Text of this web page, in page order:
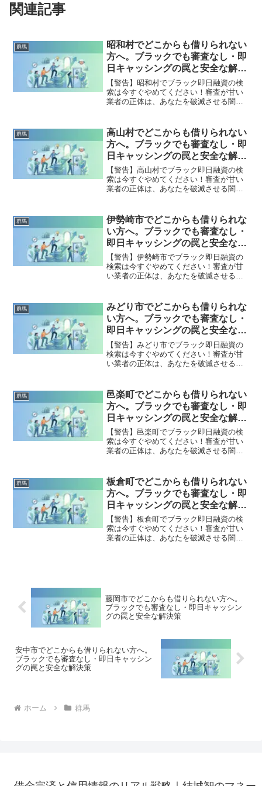
関連記事
群馬
昭和村でどこからも借りられない
方へ。ブラックでも審査なし・即
日キャッシングの罠と安全な解決
策
【警告】昭和村でブラック即日融資の検
索は今すぐやめてください！審査が甘い
業者の正体は、あなたを破滅させる闇金
村で違法業者を避け、借金地獄から抜け
出した方々の実体験と確実な解決策を完
全公開。
群馬
高山村でどこからも借りられない
方へ。ブラックでも審査なし・即
日キャッシングの罠と安全な解決
策
【警告】高山村でブラック即日融資の検
索は今すぐやめてください！審査が甘い
業者の正体は、あなたを破滅させる闇金
村で違法業者を避け、借金地獄から抜け
出した方々の実体験と確実な解決策を完
全公開。
群馬
伊勢崎市でどこからも借りられな
い方へ。ブラックでも審査なし・
即日キャッシングの罠と安全な解
決策
【警告】伊勢崎市でブラック即日融資の
検索は今すぐやめてください！審査が甘
い業者の正体は、あなたを破滅させる闇
伊勢崎市で違法業者を避け、借金地獄か
ら抜け出した方々の実体験と確実な解決
策を完全公開。
群馬
みどり市でどこからも借りられな
い方へ。ブラックでも審査なし・
即日キャッシングの罠と安全な解
決策
【警告】みどり市でブラック即日融資の
検索は今すぐやめてください！審査が甘
い業者の正体は、あなたを破滅させる闇
みどり市で違法業者を避け、借金地獄か
ら抜け出した方々の実体験と確実な解決
策を完全公開。
群馬
邑楽町でどこからも借りられない
方へ。ブラックでも審査なし・即
日キャッシングの罠と安全な解決
策
【警告】邑楽町でブラック即日融資の検
索は今すぐやめてください！審査が甘い
業者の正体は、あなたを破滅させる闇金
町で違法業者を避け、借金地獄から抜け
出した方々の実体験と確実な解決策を完
全公開。
群馬
板倉町でどこからも借りられない
方へ。ブラックでも審査なし・即
日キャッシングの罠と安全な解決
策
【警告】板倉町でブラック即日融資の検
索は今すぐやめてください！審査が甘い
業者の正体は、あなたを破滅させる闇金
藤岡市でどこからも借りられない方へ。
ブラックでも審査なし・即日キャッシン
グの罠と安全な解決策
安中市でどこからも借りられない方へ。
ブラックでも審査なし・即日キャッシン
グの罠と安全な解決策
ホーム 群馬